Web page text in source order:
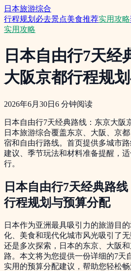
日本旅游综合
行程规划 必去景点美食推荐实用攻略
实用攻略
日本自由行7天经
大阪京都行程规
2026年6月30日 6 分钟阅读
日本自由行7天经典路线：东京大阪
日本旅游综合覆盖东京、大阪、京
宿和自由行路线。首页提供多城市
建议、季节玩法和材料准备提醒，
行。
日本自由行7天经典路
行程规划与预算分配
日本作为亚洲最具吸引力的旅游目
化、美食和现代化城市风光吸引了
还是多次探索，日本的东京、大阪
路。本文将为您提供一份详细的7天
实用的预算分配建议，帮助您轻松畅